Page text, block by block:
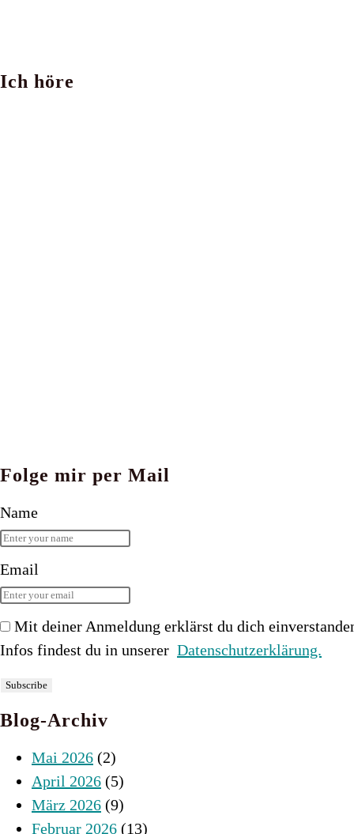
Ich höre
Folge mir per Mail
Name
Email
Mit deiner Anmeldung erklärst du dich
Infos findest du in unserer Datenschutzerklärung.
Blog-Archiv
Mai 2026 (2)
April 2026 (5)
März 2026 (9)
Februar 2026 (13)